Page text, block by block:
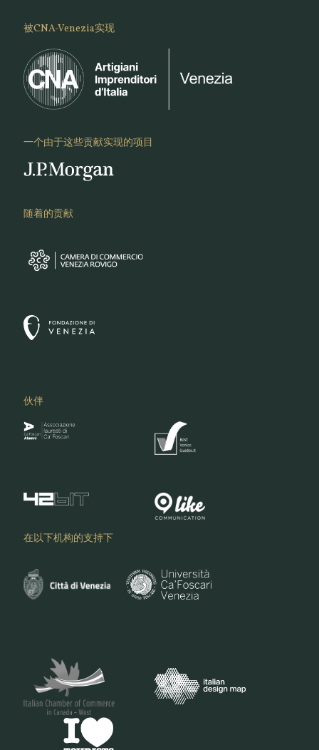
被CNA-Venezia实现
一个由于这些贡献实现的项目
随着的贡献
伙伴
在以下机构的支持下